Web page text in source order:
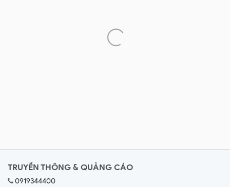
TRUYỀN THÔNG & QUẢNG CÁO
0919344400